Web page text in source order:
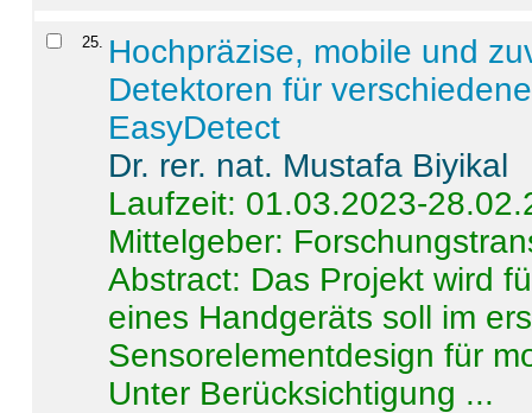
25. Hochpräzise, mobile und
Detektoren für
EasyDetect
Dr. rer. nat. Mustafa Biyikal
Laufzeit: 01.03.2023-
Mittelgeber:
Abstract: Das Projekt wird
eines Handgeräts soll im
Sensorelementdesign für
Unter Berücksichtigung ...